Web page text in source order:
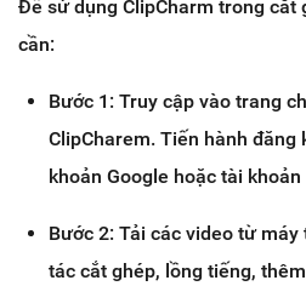
Để sử dụng ClipCharm trong cắt
cần:
Bước 1: Truy cập vào trang
ClipCharem. Tiến hành đăng
khoản Google hoặc tài khoản
Bước 2: Tải các video từ
tác cắt ghép, lồng tiếng,